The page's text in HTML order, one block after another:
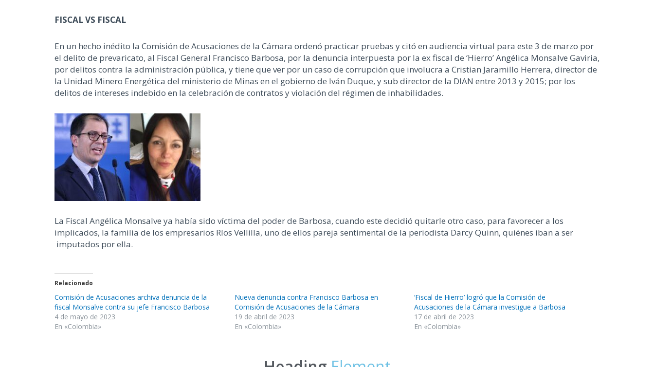
FISCAL VS FISCAL
En un hecho inédito la Comisión de Acusaciones de la Cámara ordenó practicar pruebas y citó en audiencia virtual para este 3 de marzo por
el delito de prevaricato, al Fiscal General Francisco Barbosa, por la denuncia interpuesta por la ex fiscal de ‘Hierro’ Angélica Monsalve Gaviria,
por delitos contra la administración pública, y tiene que ver por un caso de corrupción que involucra a Cristian Jaramillo Herrera, director de
la Unidad Minero Energética del ministerio de Minas en el gobierno de Iván Duque, y sub director de la DIAN entre 2013 y 2015; por los
delitos de intereses indebido en la celebración de contratos y violación del régimen de inhabilidades.
La Fiscal Angélica Monsalve ya había sido víctima del poder de Barbosa, cuando este decidió quitarle otro caso, para favorecer a los
implicados, la familia de los empresarios Ríos Vellilla, uno de ellos pareja sentimental de la periodista Darcy Quinn, quiénes iban a ser
imputados por ella.
Relacionado
Comisión de Acusaciones archiva denuncia de la
fiscal Monsalve contra su jefe Francisco Barbosa
4 de mayo de 2023
En «Colombia»
Nueva denuncia contra Francisco Barbosa en
Comisión de Acusaciones de la Cámara
19 de abril de 2023
En «Colombia»
‘Fiscal de Hierro’ logró que la Comisión de
Acusaciones de la Cámara investigue a Barbosa
17 de abril de 2023
En «Colombia»